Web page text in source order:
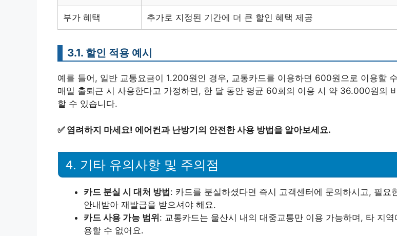
부가 혜택 추가로 지정된 기간에 더 큰 할인 혜택 제공
3.1. 할인 적용 예시
예를 들어, 일반 교통요금이 1.200원인 경우, 교통카드를 이용하면 600원으로 이용할
매일 출퇴근 시 사용한다고 가정하면, 한 달 동안 평균 60회의 이용 시 약 36.000원의
할 수 있습니다.
✅ 염려하지 마세요! 에어컨과 난방기의 안전한 사용 방법을 알아보세요.
4. 기타 유의사항 및 주의점
카드 분실 시 대처 방법: 카드를 분실하셨다면 즉시 고객센터에 문의하시고, 필요
안내받아 재발급을 받으셔야 해요.
카드 사용 가능 범위: 교통카드는 울산시 내의 대중교통만 이용 가능하며, 타 지역
용할 수 없어요.